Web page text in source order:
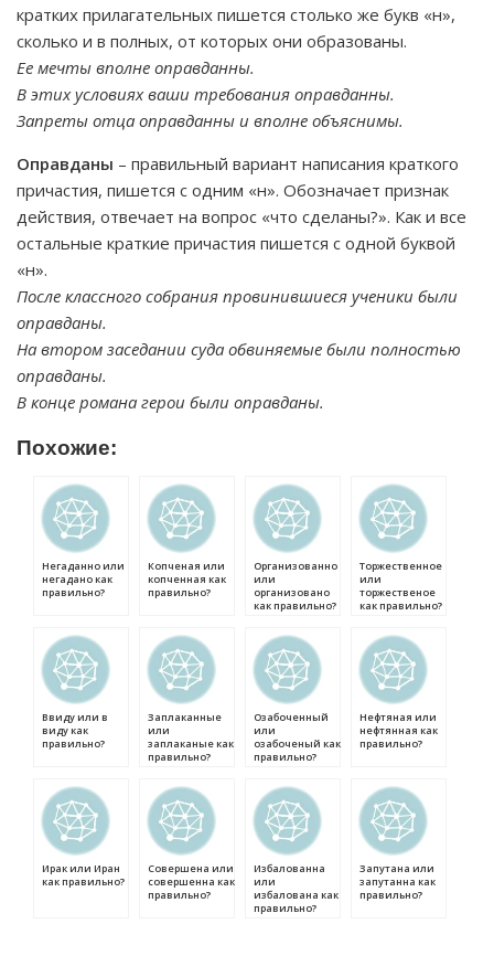
кратких прилагательных пишется столько же букв «н»,
сколько и в полных, от которых они образованы.
Ее мечты вполне оправданны.
В этих условиях ваши требования оправданны.
Запреты отца оправданны и вполне объяснимы.
Оправданы – правильный вариант написания краткого
причастия, пишется с одним «н». Обозначает признак
действия, отвечает на вопрос «что сделаны?». Как и все
остальные краткие причастия пишется с одной буквой
«н».
После классного собрания провинившиеся ученики были
оправданы.
На втором заседании суда обвиняемые были полностью
оправданы.
В конце романа герои были оправданы.
Похожие:
Негаданно или
негадано как
правильно?
Копченая или
копченная как
правильно?
Организованно
или
организовано
как правильно?
Торжественное
или
торжественое
как правильно?
Ввиду или в
виду как
правильно?
Заплаканные
или
заплаканые как
правильно?
Озабоченный
или
озабоченый как
правильно?
Нефтяная или
нефтянная как
правильно?
Ирак или Иран
как правильно?
Совершена или
совершенна как
правильно?
Избалованна
или
избалована как
правильно?
Запутана или
запутанна как
правильно?